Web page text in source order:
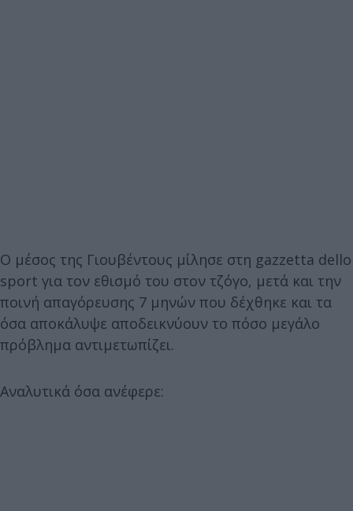
Ο μέσος της Γιουβέντους μίλησε στη gazzetta dello
sport για τον εθισμό του στον τζόγο, μετά και την
ποινή απαγόρευσης 7 μηνών που δέχθηκε και τα
όσα αποκάλυψε αποδεικνύουν το πόσο μεγάλο
πρόβλημα αντιμετωπίζει.
Αναλυτικά όσα ανέφερε: